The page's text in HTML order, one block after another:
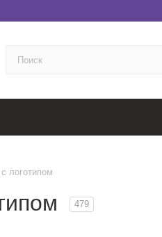
логотипом
479